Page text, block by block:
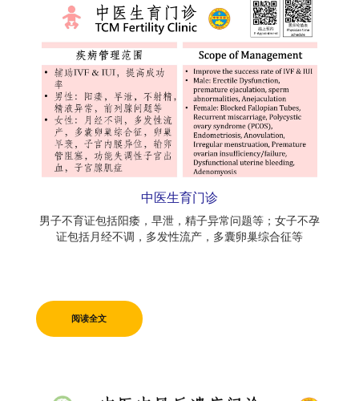
中医生育门诊
男子不育证包括阳痿，早泄，精子异常问题等；女子不孕
证包括月经不调，多发性流产，多囊卵巢综合征等
阅读全文